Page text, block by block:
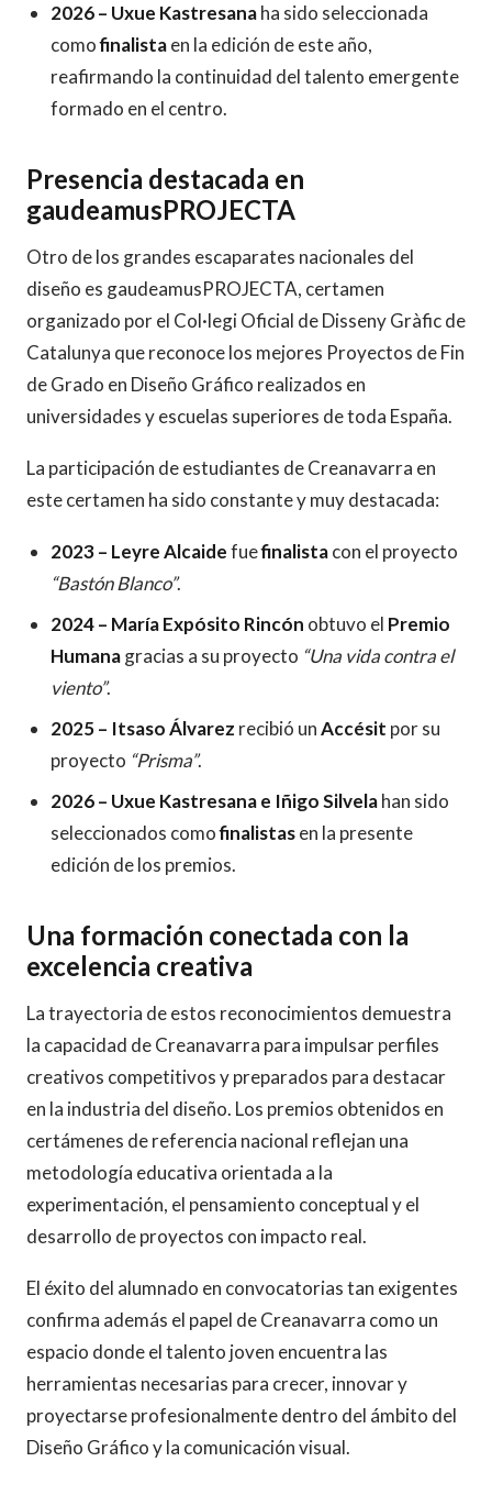
2026 – Uxue Kastresanaha sido seleccionada
comofinalistaen la edición de este año,
reafirmando la continuidad del talento emergente
formado en el centro.
Presencia destacada en
gaudeamusPROJECTA
Otro de los grandes escaparates nacionales del
diseño es gaudeamusPROJECTA, certamen
organizado por el Col·legi Oficial de Disseny Gràfic de
Catalunya que reconoce los mejores Proyectos de Fin
de Grado en Diseño Gráfico realizados en
universidades y escuelas superiores de toda España.
La participación de estudiantes de Creanavarra en
este certamen ha sido constante y muy destacada:
2023 – Leyre Alcaidefuefinalistacon el proyecto
“Bastón Blanco”.
2024 – María Expósito Rincón obtuvo el Premio
Humanagracias a su proyecto “Una vida contra el
viento”.
2025 – Itsaso Álvarez recibió unAccésit por su
proyecto “Prisma”.
2026 – Uxue Kastresana e Iñigo Silvelahan sido
seleccionados comofinalistasen la presente
edición de los premios.
Una formación conectada con la
excelencia creativa
La trayectoria de estos reconocimientos demuestra
la capacidad de Creanavarra para impulsar perfiles
creativos competitivos y preparados para destacar
en la industria del diseño. Los premios obtenidos en
certámenes de referencia nacional reflejan una
metodología educativa orientada a la
experimentación, el pensamiento conceptual y el
desarrollo de proyectos con impacto real.
El éxito del alumnado en convocatorias tan exigentes
confirma además el papel de Creanavarra como un
espacio donde el talento joven encuentra las
herramientas necesarias para crecer, innovar y
proyectarse profesionalmente dentro del ámbito del
Diseño Gráfico y la comunicación visual.